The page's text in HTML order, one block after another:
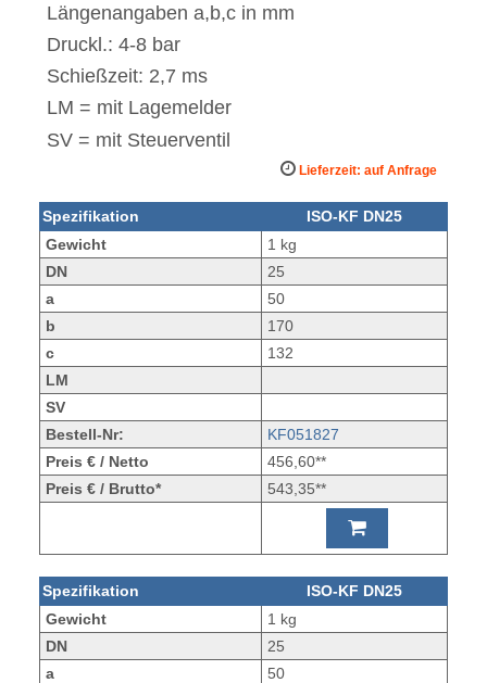
Längenangaben a,b,c in mm
Druckl.: 4-8 bar
Schießzeit: 2,7 ms
LM = mit Lagemelder
SV = mit Steuerventil
Lieferzeit: auf Anfrage
Spezifikation
ISO-KF DN25
Gewicht
1 kg
DN
25
a
50
b
170
c
132
LM
SV
Bestell-Nr:
KF051827
Preis € / Netto
456,60**
Preis € / Brutto*
543,35**
Spezifikation
ISO-KF DN25
Gewicht
1 kg
DN
25
a
50